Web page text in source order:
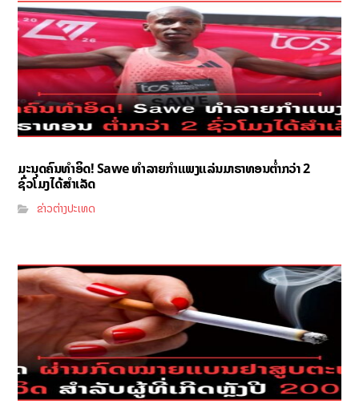
ມະນຸດຄົນທຳອິດ! Sawe ທຳລາຍກຳແພງແລ່ນມາຣາທອນຕ່ຳກວ່າ 2
ຊົ່ວໂມງໄດ້ສຳເລັດ
ຂ່າວຕ່າງປະເທດ